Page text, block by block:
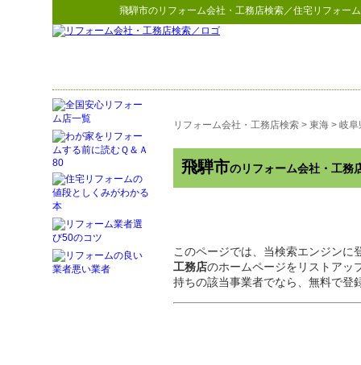
飛騨市のリフォーム会社・工務店検索／住宅リフォー
リフォーム会社・工務店検索 > 東海 > 岐阜
飛騨市のリフォーム会社・工務
このページでは、当検索エンジンに
工務店のホームページをリストア
持ちの該当事業者でなら、無料で登